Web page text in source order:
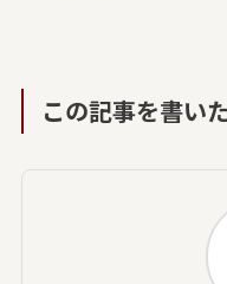
この記事を書い